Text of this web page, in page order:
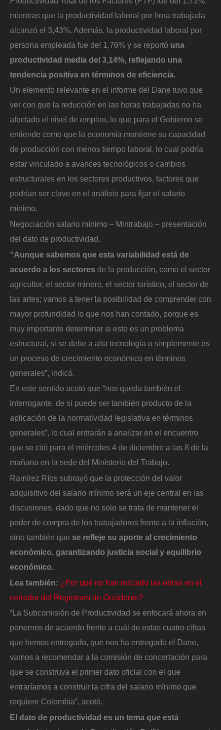
mientras que la productividad laboral por hora trabajada
alcanzó el 3,43%. Además, la productividad laboral por
persona empleada fue del 1,76% y se reportó una
productividad media del 3,14%, reflejando una
tendencia positiva en términos de eficiencia.
Un elemento relevante en el informe del Dane tuvo que
ver con que la reducción en las horas trabajadas no ha
afectado el nivel de empleo, lo que para el Gobierno se
entiende como que la economía mantiene su capacidad
de producción con menos tiempo laboral, lo cual podría
estar vinculado a avances tecnológicos o cambios
estructurales en los sectores productivos, factores que
podrían ser clave en el análisis para fijar el salario
mínimo.
Negociación salario mínimo – Mintrabajo – presentación
del dato de productividad.
“Aunque sabemos que esta variabilidad está de
acuerdo a los sectores de la producción, como el sector
agricultor, el sector minero, el sector turístico, el sector de
las artes; vamos a tener la posibilidad de comprender con
mayor profundidad lo que nos han contado, porque es
muy importante determinar si esto es un problema
estructural, si se debe a alta tecnología o simplemente es
un proceso de crecimiento económico en términos
generales”, indicó.
En este sentido acotó que “nos queda también el
interrogante, de si puede ser también producto de la
aplicación de la normatividad legislativa en términos
generales”, lo cual entrarán a analizar en el encuentro
que se citó para el miércoles 4 de diciembre a las 8 de la
mañana en la sede del Ministerio del Trabajo.
Ramírez Ríos subrayó que la protección del valor
adquisitivo del salario mínimo será un eje central en las
discusiones, dado que no solo se trata de mantener el
poder de compra de los trabajadores frente a la inflación,
sino también que se refleje su aporte al crecimiento
económico, garantizando justicia social y equilibrio
económico.
Lea también: ¿Por qué no han iniciado las obras en el
corredor del Regiotram de Occidente?
“La Subcomisión de Productividad se enfocará ahora en
ponernos de acuerdo frente a cuál de estas cuatro cifras
que hemos entregado, que nos ha entregado el Dane,
vamos a recomendar a la comisión de concertación para
que se construya el primer dato oficial con el que
entraríamos a construir la cifra del salario mínimo que
requiere Colombia”, acotó.
El dato de productividad es un tema que está